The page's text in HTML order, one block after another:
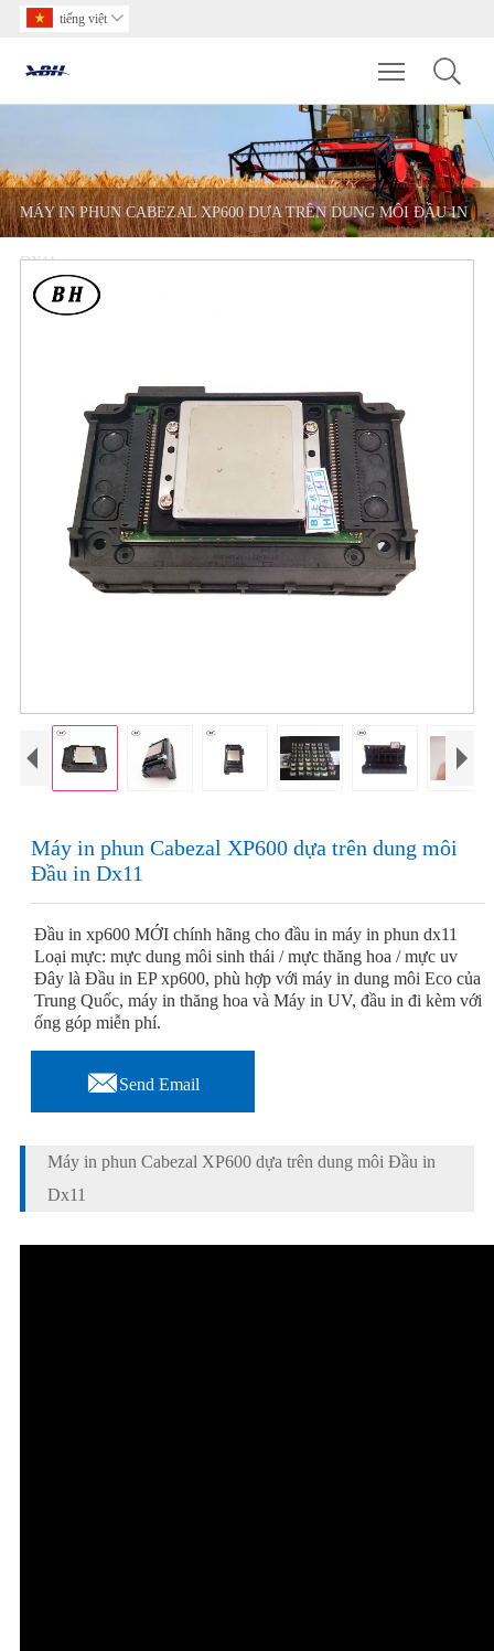
tiếng việt 
Toggle
MÁY IN PHUN CABEZAL XP600 DỰA TRÊN DUNG MÔI ĐẦU IN
DX11
Máy in phun Cabezal XP600 dựa trên dung môi
Đầu in Dx11
Đầu in xp600 MỚI chính hãng cho đầu in máy in phun dx11
Loại mực: mực dung môi sinh thái / mực thăng hoa / mực uv
Đây là Đầu in EP xp600, phù hợp với máy in dung môi Eco của
Trung Quốc, máy in thăng hoa và Máy in UV, đầu in đi kèm với
ống góp miễn phí.
Send Email
Máy in phun Cabezal XP600 dựa trên dung môi Đầu in
Dx11